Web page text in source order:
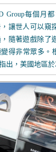
Group每個月
讓世人可以窺
隨著遊戲除了
得非常眾多。
出，美國地區於